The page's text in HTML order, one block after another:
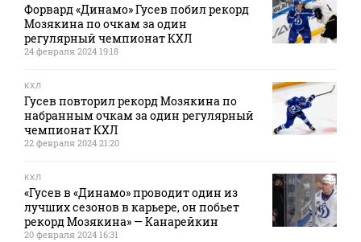
Форвард «Динамо» Гусев побил рекорд
Мозякина по очкам за один
регулярный чемпионат КХЛ
24 февраля 2024 19:18
КХЛ
Гусев повторил рекорд Мозякина по
набранным очкам за один регулярный
чемпионат КХЛ
22 февраля 2024 21:20
КХЛ
«Гусев в «Динамо» проводит один из
лучших сезонов в карьере, он побьет
рекорд Мозякина» — Канарейкин
20 февраля 2024 16:31